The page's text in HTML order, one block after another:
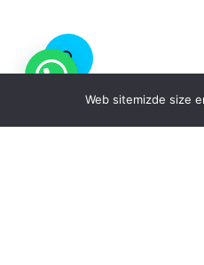
Web sitemizde size